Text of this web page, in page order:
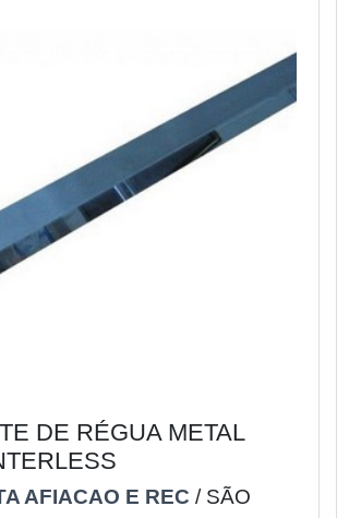
DE RÉGUA METAL
AFIACAO E REC / SÃO